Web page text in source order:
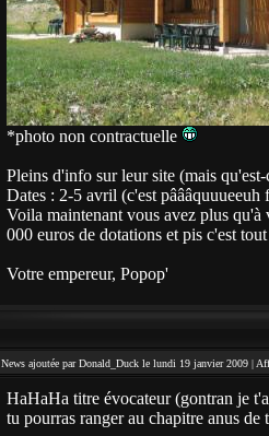
*photo non contractuelle
Pleins d'info sur leur site (mais
Dates : 2-5 avril (c'est pâââquuueeuh
Voila maintenant vous avez plus qu'à
000 euros de dotations et pis c'est
Votre empereur, Popop'
News ajoutée par Donald_Duck le lundi 19 janvier 2009 |
HaHaHa titre évocateur (gontran je
tu pourras ranger au chapitre anus